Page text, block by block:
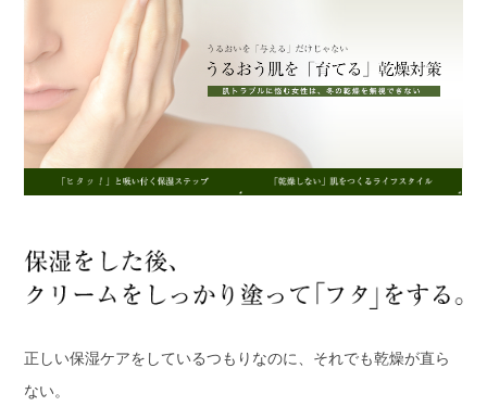
正しい保湿ケアをしているつもりなのに、それでも乾燥が直ら
ない。